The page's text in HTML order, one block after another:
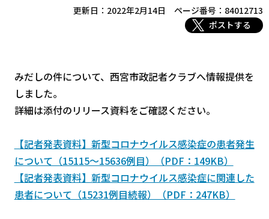
更新日：2022年2月14日
ページ番号：84012713
ポストする
みだしの件について、西宮市政記者クラブへ情報提供を
しました。
詳細は添付のリリース資料をご確認ください。
【記者発表資料】新型コロナウイルス感染症の患者発生
について（15115～15636例目）（PDF：149KB）
【記者発表資料】新型コロナウイルス感染症に関連した
患者について（15231例目続報）（PDF：247KB）